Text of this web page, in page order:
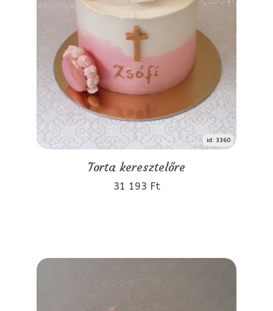
id: 3360
Torta keresztelőre
31 193 Ft